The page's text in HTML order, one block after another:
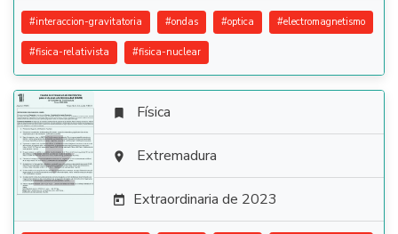
#interaccion-gravitatoria #ondas #optica #electromagnetismo
#fisica-relativista #fisica-nuclear

 Física
 Extremadura
 Extraordinaria de 2023